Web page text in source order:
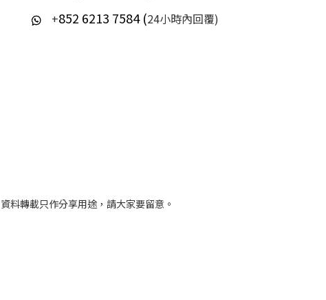
+852 6213 7584 (24小時內回覆)
料轉載只作分享用途，請大家要留意。